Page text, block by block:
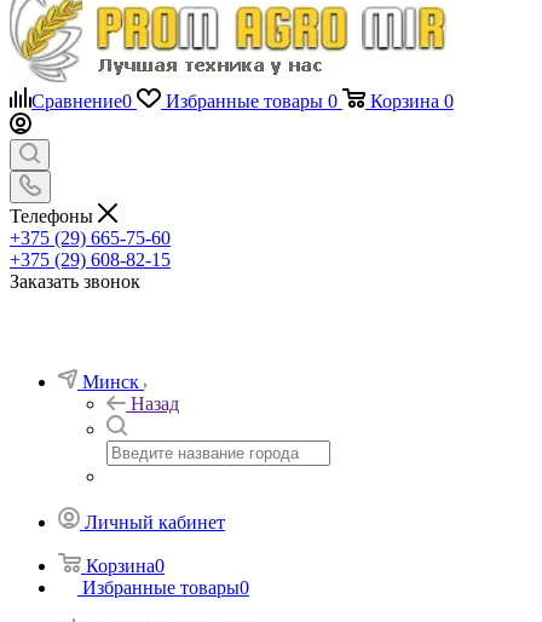
Сравнение0 Избранные товары 0 Корзина 0
Телефоны
+375 (29) 665-75-60
+375 (29) 608-82-15
Заказать звонок
Минск
Назад
Личный кабинет
Корзина0
Избранные товары0